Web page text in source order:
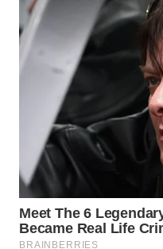
INDRAMAYU
KUNINGAN
WN
MAJALENGKA
SUBANG
WN